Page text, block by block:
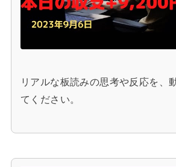
リアルな板読みの思考や反応を、
てください。